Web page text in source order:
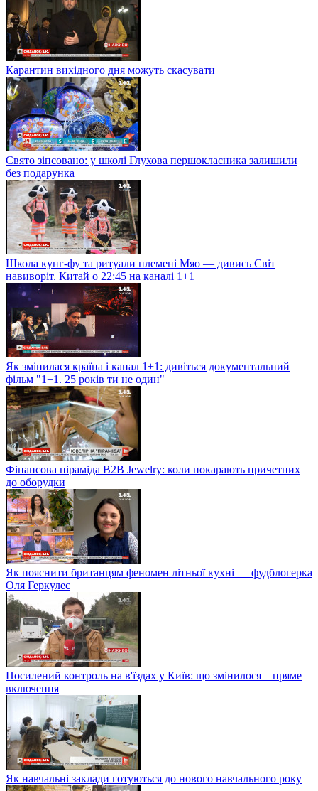
Карантин вихідного дня можуть скасувати
Свято зіпсовано: у школі Глухова першокласника залишили
без подарунка
Школа кунг-фу та ритуали племені Мяо — дивись Світ
навиворіт. Китай о 22:45 на каналі 1+1
Як змінилася країна і канал 1+1: дивіться документальний
фільм "1+1. 25 років ти не один"
Фінансова піраміда B2B Jewelry: коли покарають причетних
до оборудки
Як пояснити британцям феномен літньої кухні — фудблогерка
Оля Геркулес
Посилений контроль на в'їздах у Київ: що змінилося – пряме
включення
Як навчальні заклади готуються до нового навчального року